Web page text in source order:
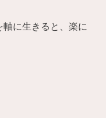
軸に生きると、楽に